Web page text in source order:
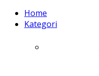
Home
Kategori